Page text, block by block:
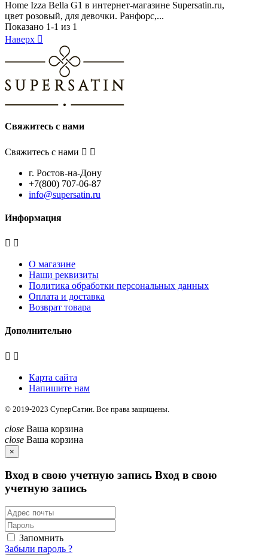
Home Izza Bella G1 в интернет-магазине Supersatin.ru,
цвет розовый, для девочки. Ранфорс,...
Показано 1-1 из 1
Наверх 
Свяжитесь с нами
Свяжитесь с нами  
г. Ростов-на-Дону
+7(800) 707-06-87
info@supersatin.ru
Информация
 
О магазине
Наши реквизиты
Политика обработки персональных данных
Оплата и доставка
Возврат товара
Дополнительно
 
Карта сайта
Напишите нам
© 2019-2023 СуперСатин . Все права защищены.
close Ваша корзина
close Ваша корзина
×
Вход в свою учетную запись Вход в свою
учетную запись
Запомнить
Забыли пароль ?